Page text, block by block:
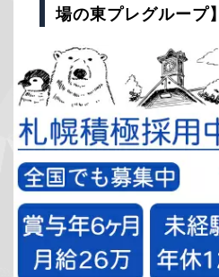
場の東プレグループ】